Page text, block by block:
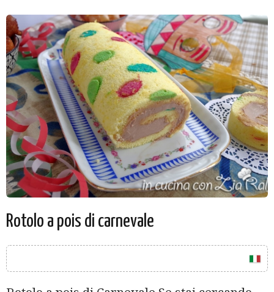
Rotolo a pois di carnevale